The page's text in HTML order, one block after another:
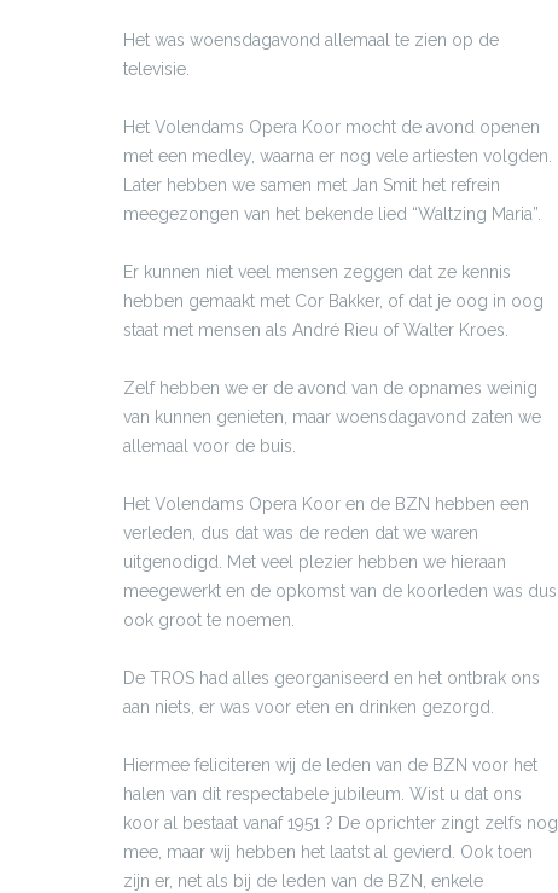
Het was woensdagavond allemaal te zien op de
televisie.
Het Volendams Opera Koor mocht de avond openen
met een medley, waarna er nog vele artiesten volgden.
Later hebben we samen met Jan Smit het refrein
meegezongen van het bekende lied “Waltzing Maria”.
Er kunnen niet veel mensen zeggen dat ze kennis
hebben gemaakt met Cor Bakker, of dat je oog in oog
staat met mensen als André Rieu of Walter Kroes.
Zelf hebben we er de avond van de opnames weinig
van kunnen genieten, maar woensdagavond zaten we
allemaal voor de buis.
Het Volendams Opera Koor en de BZN hebben een
verleden, dus dat was de reden dat we waren
uitgenodigd. Met veel plezier hebben we hieraan
meegewerkt en de opkomst van de koorleden was dus
ook groot te noemen.
De TROS had alles georganiseerd en het ontbrak ons
aan niets, er was voor eten en drinken gezorgd.
Hiermee feliciteren wij de leden van de BZN voor het
halen van dit respectabele jubileum. Wist u dat ons
koor al bestaat vanaf 1951 ? De oprichter zingt zelfs nog
mee, maar wij hebben het laatst al gevierd. Ook toen
zijn er, net als bij de leden van de BZN, enkele